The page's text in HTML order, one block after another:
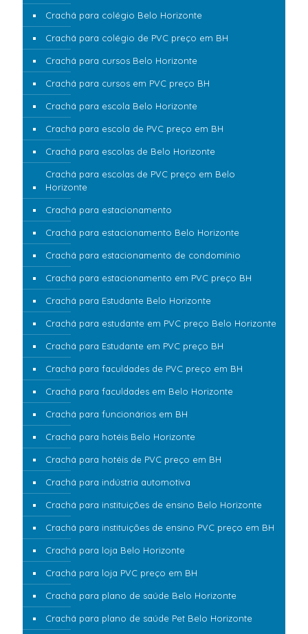
Crachá para colégio Belo Horizonte
Crachá para colégio de PVC preço em BH
Crachá para cursos Belo Horizonte
Crachá para cursos em PVC preço BH
Crachá para escola Belo Horizonte
Crachá para escola de PVC preço em BH
Crachá para escolas de Belo Horizonte
Crachá para escolas de PVC preço em Belo
Horizonte
Crachá para estacionamento
Crachá para estacionamento Belo Horizonte
Crachá para estacionamento de condomínio
Crachá para estacionamento em PVC preço BH
Crachá para Estudante Belo Horizonte
Crachá para estudante em PVC preço Belo Horizonte
Crachá para Estudante em PVC preço BH
Crachá para faculdades de PVC preço em BH
Crachá para faculdades em Belo Horizonte
Crachá para funcionários em BH
Crachá para hotéis Belo Horizonte
Crachá para hotéis de PVC preço em BH
Crachá para indústria automotiva
Crachá para instituições de ensino Belo Horizonte
Crachá para instituições de ensino PVC preço em BH
Crachá para loja Belo Horizonte
Crachá para loja PVC preço em BH
Crachá para plano de saúde Belo Horizonte
Crachá para plano de saúde Pet Belo Horizonte